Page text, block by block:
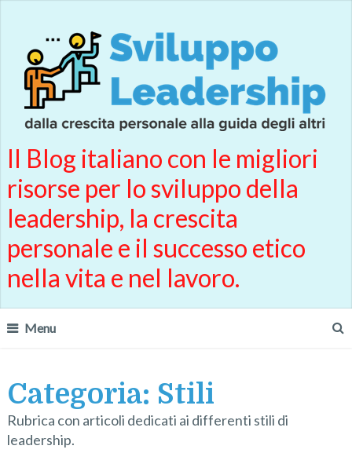
Il Blog italiano con le migliori
risorse per lo sviluppo della
leadership, la crescita
personale e il successo etico
nella vita e nel lavoro.
Menu
Categoria: Stili
Rubrica con articoli dedicati ai differenti stili di
leadership.